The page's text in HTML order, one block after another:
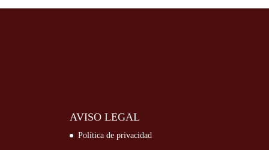
AVISO LEGAL
Política de privacidad